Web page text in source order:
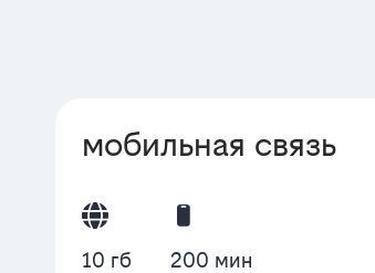
мобильная связь
10 гб
200 мин